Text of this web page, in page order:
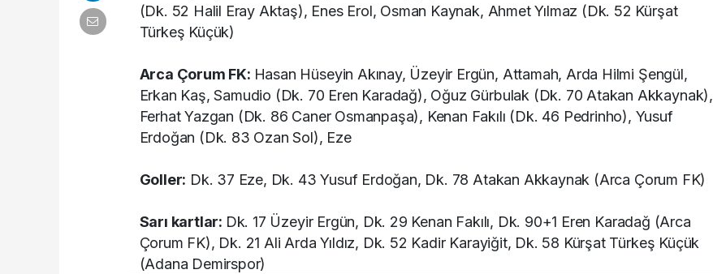
(Dk. 52 Halil Eray Aktaş), Enes Erol, Osman Kaynak, Ahmet Yılmaz (Dk. 52 Kürşat
Türkeş Küçük)
Arca Çorum FK: Hasan Hüseyin Akınay, Üzeyir Ergün, Attamah, Arda Hilmi Şengül,
Erkan Kaş, Samudio (Dk. 70 Eren Karadağ), Oğuz Gürbulak (Dk. 70 Atakan Akkaynak),
Ferhat Yazgan (Dk. 86 Caner Osmanpaşa), Kenan Fakılı (Dk. 46 Pedrinho), Yusuf
Erdoğan (Dk. 83 Ozan Sol), Eze
Goller: Dk. 37 Eze, Dk. 43 Yusuf Erdoğan, Dk. 78 Atakan Akkaynak (Arca Çorum FK)
Sarı kartlar: Dk. 17 Üzeyir Ergün, Dk. 29 Kenan Fakılı, Dk. 90+1 Eren Karadağ (Arca
Çorum FK), Dk. 21 Ali Arda Yıldız, Dk. 52 Kadir Karayiğit, Dk. 58 Kürşat Türkeş Küçük
(Adana Demirspor)